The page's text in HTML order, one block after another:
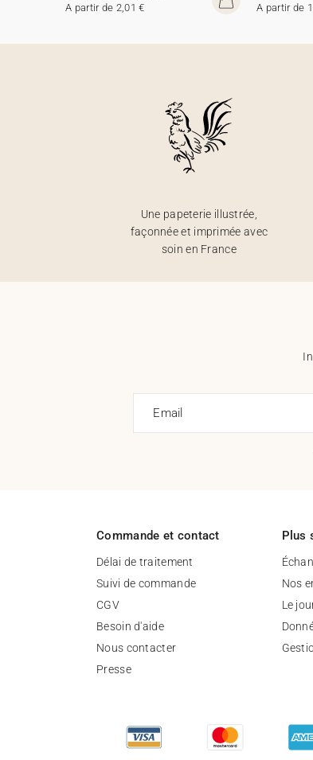
A partir de 2,01 € A partir de
Une papeterie illustrée,
façonnée et imprimée avec
soin en France
Email
Commande et contact
Délai de traitement
Suivi de commande
CGV
Besoin d'aide
Nous contacter
Presse
Plus
Nos
Le